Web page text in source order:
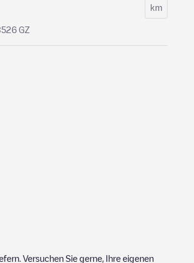
GZ
km
Versuchen Sie gerne, Ihre eigenen